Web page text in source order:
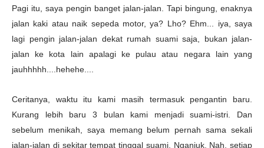
Pagi itu, saya pengin banget jalan-jalan. Tapi bingung, enaknya
jalan kaki atau naik sepeda motor, ya? Lho? Ehm... iya, saya
lagi pengin jalan-jalan dekat rumah suami saja, bukan jalan-
jalan ke kota lain apalagi ke pulau atau negara lain yang
jauhhhhh....hehehe....
Ceritanya, waktu itu kami masih termasuk pengantin baru.
Kurang lebih baru 3 bulan kami menjadi suami-istri. Dan
sebelum menikah, saya memang belum pernah sama sekali
jalan-jalan di sekitar tempat tinggal suami, Nganjuk. Nah, setiap